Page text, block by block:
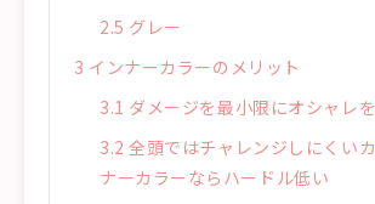
2.5 グレー
3 インナーカラーのメリット
3.1 ダメージを最小限にオシャレ
3.2 全頭ではチャレンジしにくい
ナーカラーならハードル低い